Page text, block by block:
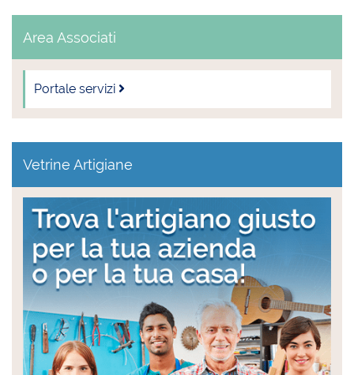
Area Associati
Portale servizi
Vetrine Artigiane